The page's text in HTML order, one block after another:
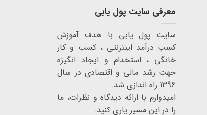
معرفی سایت پول یابی
سایت پول یابی با هدف آموزش
کسب درآمد اینترنتی ، کسب و کار
خانگی ، استخدام و ایجاد انگیزه
جهت رشد مالی و اقتصادی در سال
1396 راه اندازی شد.
امیدوارم با ارائه دیدگاه و نظرات، ما
را در این مسیر یاری کنید.